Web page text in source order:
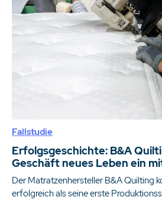
Fallstudie
Erfolgsgeschichte: B&A
Geschäft neues Leben ein
Der Matratzenhersteller B&A Quilting
erfolgreich als seine erste